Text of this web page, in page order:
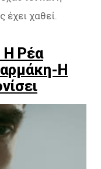
έχει χαθεί.
Η Ρέα
Η